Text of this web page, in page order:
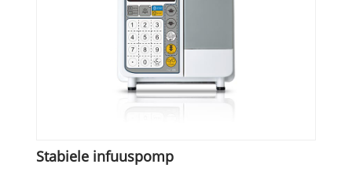
Stabiele infuuspomp